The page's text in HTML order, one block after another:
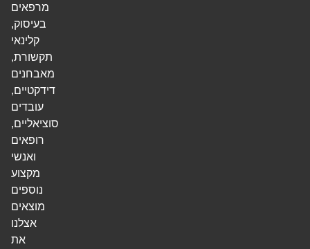
מרפאים
בעיסוק,
קלינאי
תקשורת,
מאבחנים
דידקטיים,
עובדים
סוציאליים,
רופאים
ואנשי
מקצוע
נוספים
מוצאים
אצלנו
את